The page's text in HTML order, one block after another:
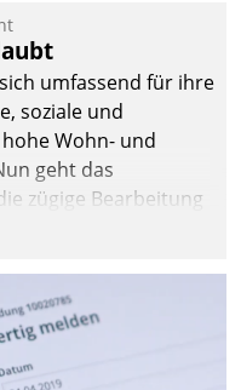
umfassend für ihre
soziale und
Wohn- und
geht das
zügige Bearbeitung
das
eigenen Kanal